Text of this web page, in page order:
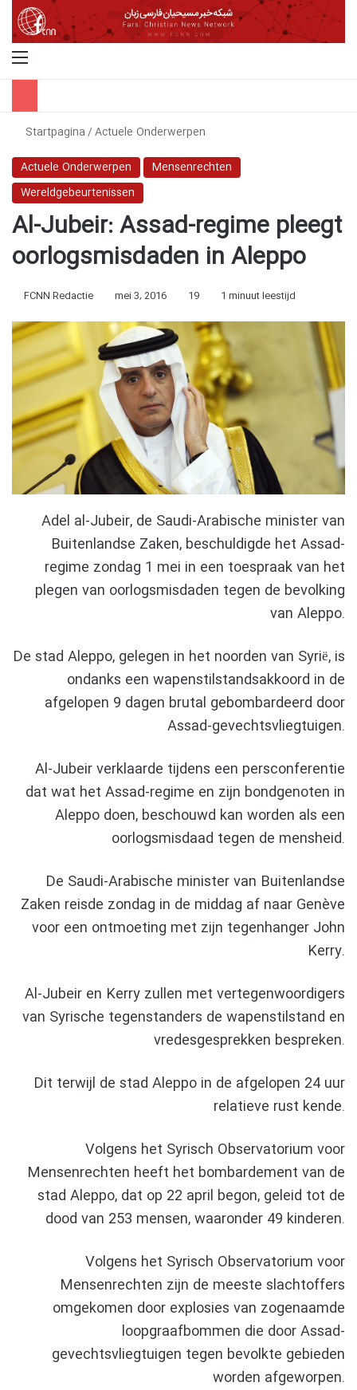
Startpagina/Actuele Onderwerpen
Actuele Onderwerpen
Mensenrechten
Wereldgebeurtenissen
Al-Jubeir: Assad-regime pleegt
oorlogsmisdaden in Aleppo
FCNN Redactie mei 3, 2016 19 1 minuut leestijd
Adel al-Jubeir, de Saudi-Arabische minister van
Buitenlandse Zaken, beschuldigde het Assad-
regime zondag 1 mei in een toespraak van het
plegen van oorlogsmisdaden tegen de bevolking
van Aleppo.
De stad Aleppo, gelegen in het noorden van Syrië, is
ondanks een wapenstilstandsakkoord in de
afgelopen 9 dagen brutal gebombardeerd door
Assad-gevechtsvliegtuigen.
Al-Jubeir verklaarde tijdens een persconferentie
dat wat het Assad-regime en zijn bondgenoten in
Aleppo doen, beschouwd kan worden als een
oorlogsmisdaad tegen de mensheid.
De Saudi-Arabische minister van Buitenlandse
Zaken reisde zondag in de middag af naar Genève
voor een ontmoeting met zijn tegenhanger John
Kerry.
Al-Jubeir en Kerry zullen met vertegenwoordigers
van Syrische tegenstanders de wapenstilstand en
vredesgesprekken bespreken.
Dit terwijl de stad Aleppo in de afgelopen 24 uur
relatieve rust kende.
Volgens het Syrisch Observatorium voor
Mensenrechten heeft het bombardement van de
stad Aleppo, dat op 22 april begon, geleid tot de
dood van 253 mensen, waaronder 49 kinderen.
Volgens het Syrisch Observatorium voor
Mensenrechten zijn de meeste slachtoffers
omgekomen door explosies van zogenaamde
loopgraafbommen die door Assad-
gevechtsvliegtuigen tegen bevolkte gebieden
worden afgeworpen.